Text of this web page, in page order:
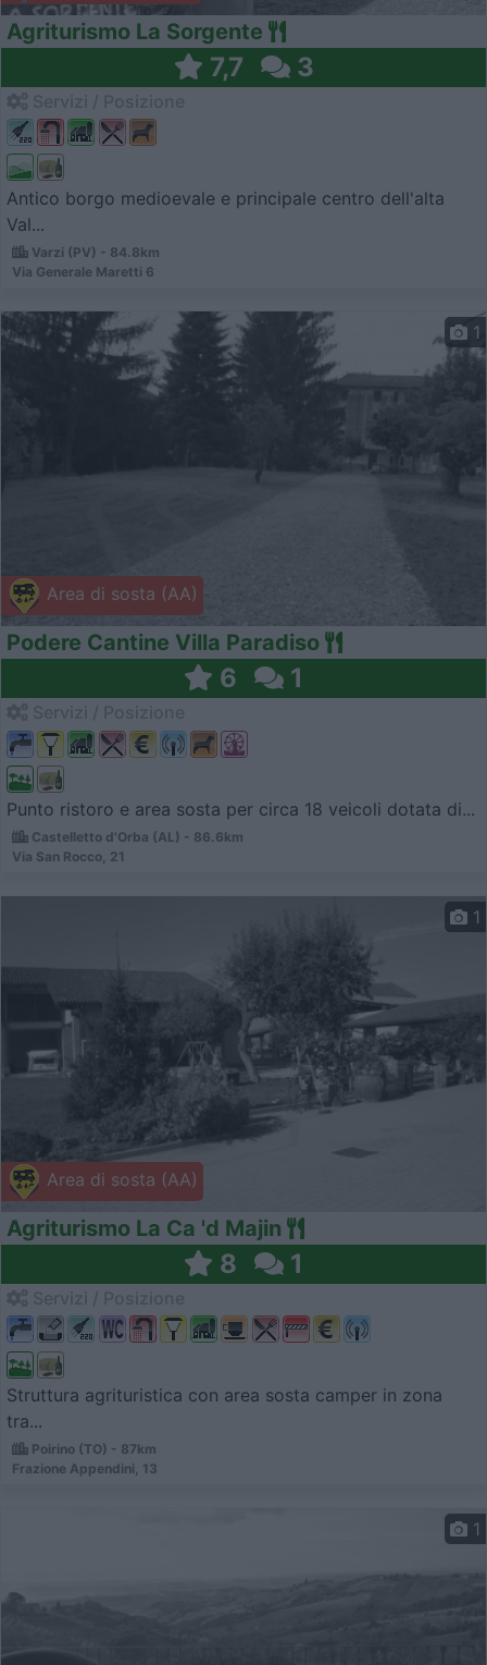
Agriturismo La Sorgente
7,7 3
Antico borgo medioevale e principale centro dell'alta
Val...
Varzi (PV) - 84.8km
Via Generale Maretti 6
Area di sosta (AA)
1
Podere Cantine Villa Paradiso
6 1
Punto ristoro e area sosta per circa 18 veicoli dotata di...
Castelletto d'Orba (AL) - 86.6km
Via San Rocco, 21
Area di sosta (AA)
1
Agriturismo La Ca 'd Majin
8 1
Struttura agrituristica con area sosta camper in zona
tra...
Poirino (TO) - 87km
Frazione Appendini, 13
1